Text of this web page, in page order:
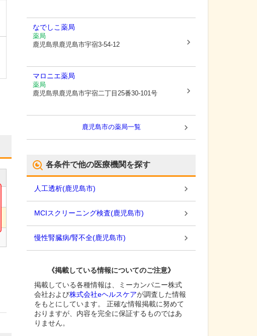
なでしこ薬局
薬局
鹿児島県鹿児島市宇宿3-54-12
マロニエ薬局
薬局
鹿児島県鹿児島市宇宿二丁目25番30-101号
鹿児島市の薬局一覧
各条件で他の医療機関を探す
人工透析(鹿児島市)
MCIスクリーニング検査(鹿児島市)
慢性腎臓病/腎不全(鹿児島市)
《掲載している情報についてのご注意》
掲載している各種情報は、ミーカンパニー株式
会社および株式会社eヘルスケアが調査した情報
をもとにしています。 正確な情報掲載に努めて
おりますが、内容を完全に保証するものではあ
りません。